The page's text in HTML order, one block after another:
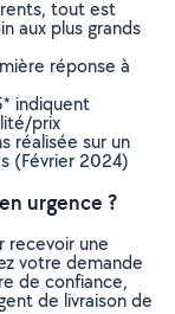
tout est
aux plus grands
réponse à
indiquent
prix
réalisée sur un
(Février 2024)
urgence ?
recevoir une
votre demande
de confiance,
de livraison de